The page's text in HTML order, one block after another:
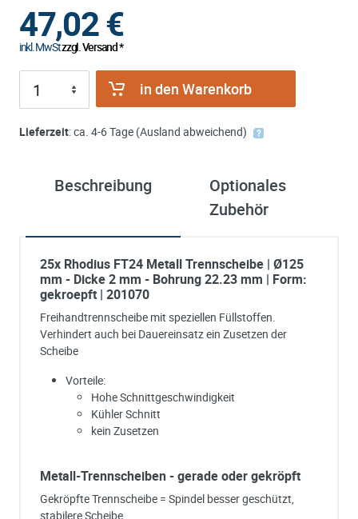
47,02€
inkl. MwStzzgl. Versand *
in den Warenkorb
Lieferzeit: ca. 4-6 Tage (Ausland abweichend)
Beschreibung
Optionales
Zubehör
25x Rhodius FT24 Metall Trennscheibe | Ø125
mm - Dicke 2 mm - Bohrung 22.23 mm | Form:
gekroepft | 201070
Freihandtrennscheibe mit speziellen Füllstoffen.
Verhindert auch bei Dauereinsatz ein Zusetzen der
Scheibe
Vorteile:
Hohe Schnittgeschwindigkeit
Kühler Schnitt
kein Zusetzen
Metall-Trennscheiben - gerade oder gekröpft
Gekröpfte Trennscheibe = Spindel besser geschützt,
stabilere Scheibe